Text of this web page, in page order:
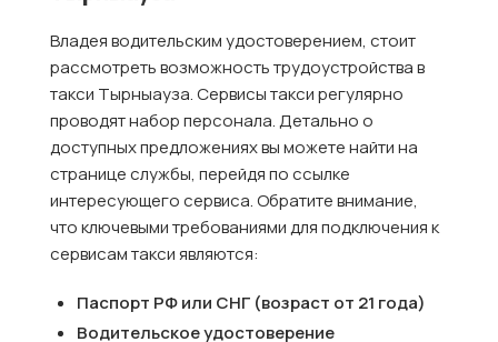
Владея водительским удостоверением, стоит
рассмотреть возможность трудоустройства в
такси Тырныауза. Сервисы такси регулярно
проводят набор персонала. Детально о
доступных предложениях вы можете найти на
странице службы, перейдя по ссылке
интересующего сервиса. Обратите внимание,
что ключевыми требованиями для подключения к
сервисам такси являются:
Паспорт РФ или СНГ (возраст от 21 года)
Водительское удостоверение